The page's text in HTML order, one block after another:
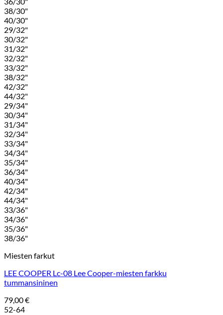
38/30"
40/30"
29/32"
30/32"
31/32"
32/32"
33/32"
38/32"
42/32"
44/32"
29/34"
30/34"
31/34"
32/34"
33/34"
34/34"
35/34"
36/34"
40/34"
42/34"
44/34"
33/36"
34/36"
35/36"
38/36"
Miesten farkut
LEE COOPER Lc-08 Lee Cooper-miesten farkku
tummansininen
79,00€
52-64